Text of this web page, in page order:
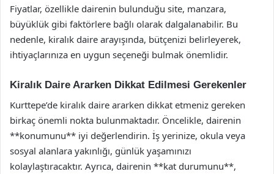
Fiyatlar, özellikle dairenin bulunduğu site, manzara,
büyüklük gibi faktörlere bağlı olarak dalgalanabilir. Bu
nedenle, kiralık daire arayışında, bütçenizi belirleyerek,
ihtiyaçlarınıza en uygun seçeneği bulmak önemlidir.
Kiralık Daire Ararken Dikkat Edilmesi Gerekenler
Kurttepe’de kiralık daire ararken dikkat etmeniz gereken
birkaç önemli nokta bulunmaktadır. Öncelikle, dairenin
**konumunu** iyi değerlendirin. İş yerinize, okula veya
sosyal alanlara yakınlığı, günlük yaşamınızı
kolaylaştıracaktır. Ayrıca, dairenin **kat durumunu**,